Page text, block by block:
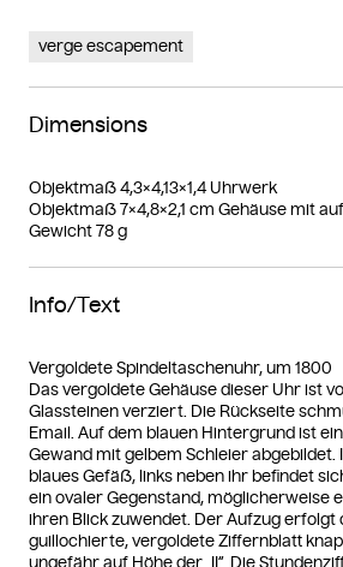
verge escapement
Dimensions
Objektmaß 4,3×4,13×1,4 Uhrwerk
Objektmaß 7×4,8×2,1 cm Gehäuse mit
Gewicht 78 g
Info/Text
Vergoldete Spindeltaschenuhr, um 1800
Das vergoldete Gehäuse dieser Uhr ist
Glassteinen verziert. Die Rückseite
Email. Auf dem blauen Hintergrund ist
Gewand mit gelbem Schleier abgebildet.
blaues Gefäß, links neben ihr befindet
ein ovaler Gegenstand, möglicherweise
ihren Blick zuwendet. Der Aufzug erfolgt
guillochierte, vergoldete Ziffernblatt